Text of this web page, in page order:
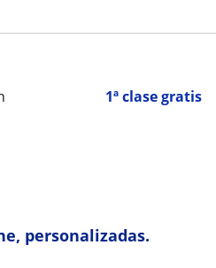
1ª clase gratis
personalizadas.